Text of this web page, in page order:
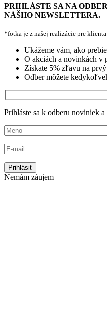
PRIHLÁSTE SA NA ODBER
NÁŠHO NEWSLETTERA.
*fotka je z našej realizácie pre klienta
Ukážeme vám, ako
O akciách a novinkách v
Získate 5% zľavu na
Odber môžete
Prihláste sa k odberu noviniek a
Nemám záujem